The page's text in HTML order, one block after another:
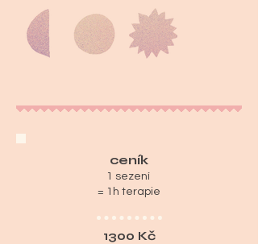
ceník
1 sezení
= 1h terapie
1300 Kč